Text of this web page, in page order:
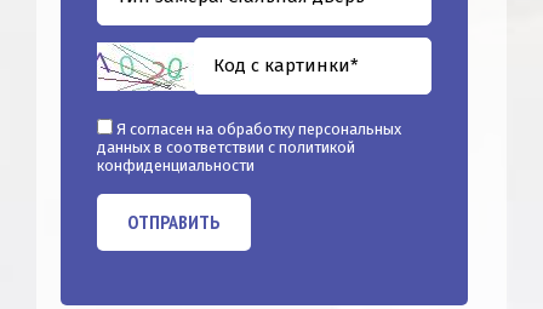
Я согласен на обработку персональных
данных в соответствии с политикой
конфиденциальности
ОТПРАВИТЬ